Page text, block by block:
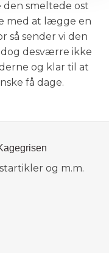
smeltede ost
med at lægge en
så sender vi den
desværre ikke
og klar til at
få dage.
og m.m.